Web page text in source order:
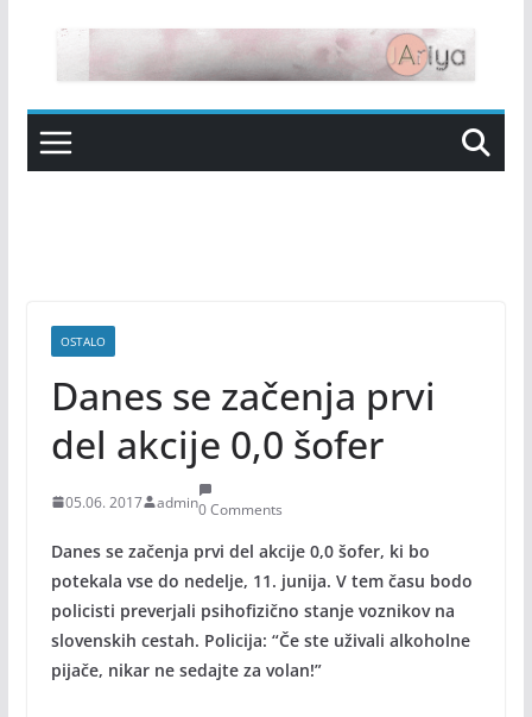
content
OSTALO
Danes se začenja prvi
del akcije 0,0 šofer
05.06. 2017 admin0 Comments
Danes se začenja prvi del akcije 0,0 šofer, ki bo
potekala vse do nedelje, 11. junija. V tem času bodo
policisti preverjali psihofizično stanje voznikov na
slovenskih cestah. Policija: “Če ste uživali alkoholne
pijače, nikar ne sedajte za volan!”